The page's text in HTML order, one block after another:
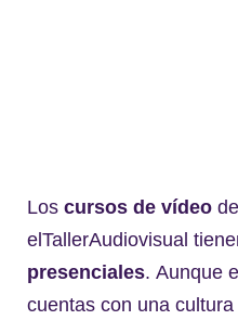
Los cursos de vídeo de
elTallerAudiovisual
presenciales. Aunque
cuentas con una